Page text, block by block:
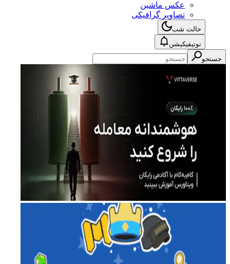
عکس ماشین
تصاویر گرافیکی
حالت شب
نوتیفیکیشن
جستجو